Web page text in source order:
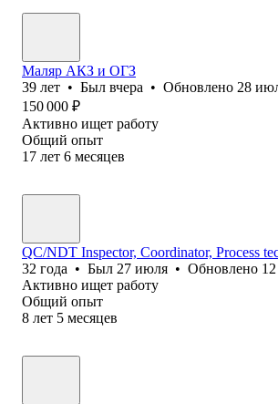
Маляр АКЗ и ОГЗ
39 лет • Был вчера • Обновлено 28
150 000 ₽
Активно ищет работу
Общий опыт
17 лет 6 месяцев
QC/NDT Inspector, Coordinator, Process
32 года • Был 27 июля • Обновлено
Активно ищет работу
Общий опыт
8 лет 5 месяцев